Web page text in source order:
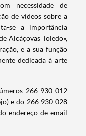
necessidade de
de vídeos sobre a
se a importância
Alcáçovas Toledo»,
e a sua função
dedicada à arte
266 930 012
e do 266 930 028
endereço de email